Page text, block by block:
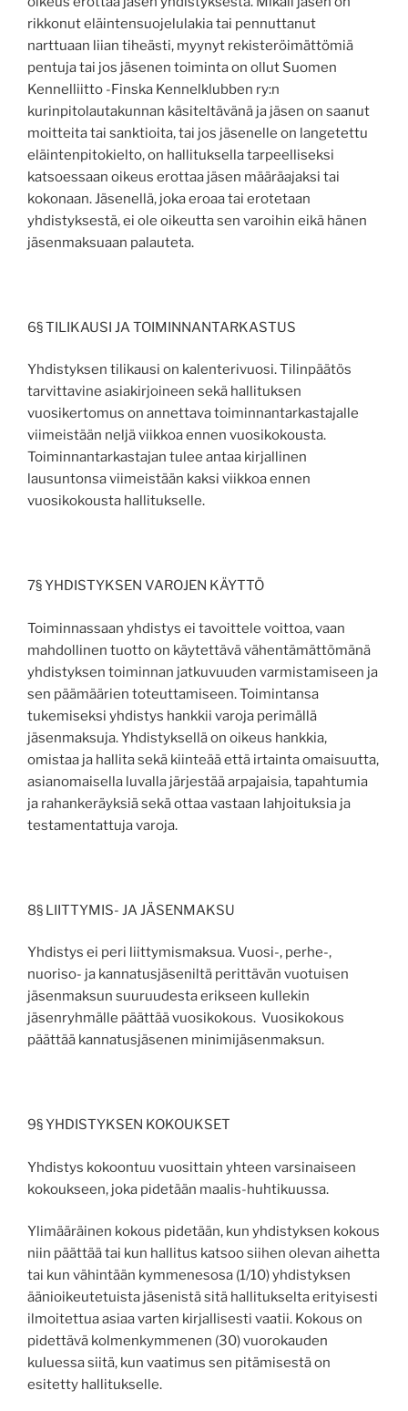
rikkonut eläintensuojelulakia tai pennuttanut
narttuaan liian tiheästi, myynyt rekisteröimättömiä
pentuja tai jos jäsenen toiminta on ollut Suomen
Kennelliitto -Finska Kennelklubben ry:n
kurinpitolautakunnan käsiteltävänä ja jäsen on saanut
moitteita tai sanktioita, tai jos jäsenelle on langetettu
eläintenpitokielto, on hallituksella tarpeelliseksi
katsoessaan oikeus erottaa jäsen määräajaksi tai
kokonaan. Jäsenellä, joka eroaa tai erotetaan
yhdistyksestä, ei ole oikeutta sen varoihin eikä hänen
jäsenmaksuaan palauteta.
6§ TILIKAUSI JA TOIMINNANTARKASTUS
Yhdistyksen tilikausi on kalenterivuosi. Tilinpäätös
tarvittavine asiakirjoineen sekä hallituksen
vuosikertomus on annettava toiminnantarkastajalle
viimeistään neljä viikkoa ennen vuosikokousta.
Toiminnantarkastajan tulee antaa kirjallinen
lausuntonsa viimeistään kaksi viikkoa ennen
vuosikokousta hallitukselle.
7§ YHDISTYKSEN VAROJEN KÄYTTÖ
Toiminnassaan yhdistys ei tavoittele voittoa, vaan
mahdollinen tuotto on käytettävä vähentämättömänä
yhdistyksen toiminnan jatkuvuuden varmistamiseen ja
sen päämäärien toteuttamiseen. Toimintansa
tukemiseksi yhdistys hankkii varoja perimällä
jäsenmaksuja. Yhdistyksellä on oikeus hankkia,
omistaa ja hallita sekä kiinteää että irtainta omaisuutta,
asianomaisella luvalla järjestää arpajaisia, tapahtumia
ja rahankeräyksiä sekä ottaa vastaan lahjoituksia ja
testamentattuja varoja.
8§ LIITTYMIS- JA JÄSENMAKSU
Yhdistys ei peri liittymismaksua. Vuosi-, perhe-,
nuoriso- ja kannatusjäseniltä perittävän vuotuisen
jäsenmaksun suuruudesta erikseen kullekin
jäsenryhmälle päättää vuosikokous. Vuosikokous
päättää kannatusjäsenen minimijäsenmaksun.
9§ YHDISTYKSEN KOKOUKSET
Yhdistys kokoontuu vuosittain yhteen varsinaiseen
kokoukseen, joka pidetään maalis-huhtikuussa.
Ylimääräinen kokous pidetään, kun yhdistyksen kokous
niin päättää tai kun hallitus katsoo siihen olevan aihetta
tai kun vähintään kymmenesosa (1/10) yhdistyksen
äänioikeutetuista jäsenistä sitä hallitukselta erityisesti
ilmoitettua asiaa varten kirjallisesti vaatii. Kokous on
pidettävä kolmenkymmenen (30) vuorokauden
kuluessa siitä, kun vaatimus sen pitämisestä on
esitetty hallitukselle.